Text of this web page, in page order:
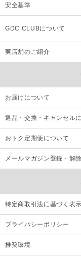
安全基準
GDC CLUBについて
実店舗のご紹介
お届けについて
返品・交換・キャンセル
おトク定期便について
メールマガジン登録・解除
特定商取引法に基づく表示
プライバシーポリシー
推奨環境